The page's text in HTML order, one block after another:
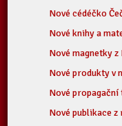
Nové cédéčko
Nové knihy a
Nové magnetky
Nové produkty v
Nové
Nové publikace z